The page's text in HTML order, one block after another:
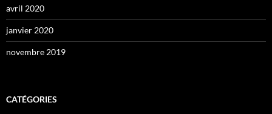
avril 2020
janvier 2020
novembre 2019
CATÉGORIES